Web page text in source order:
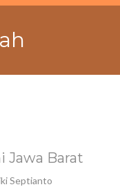
Jawa Barat
Septianto